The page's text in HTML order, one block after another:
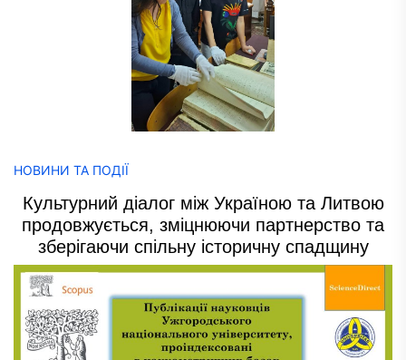
НОВИНИ ТА ПОДІЇ
Культурний діалог між Україною та Литвою
продовжується, зміцнюючи партнерство та
зберігаючи спільну історичну спадщину